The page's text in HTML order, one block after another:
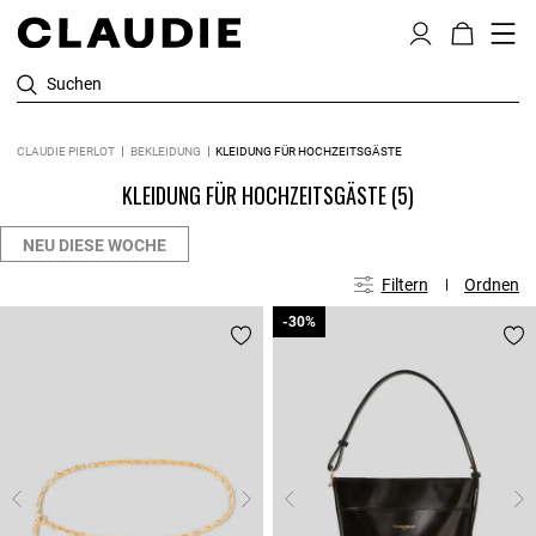
Suchen
CLAUDIE PIERLOT BEKLEIDUNG KLEIDUNG FÜR HOCHZEITSGÄSTE
KLEIDUNG FÜR HOCHZEITSGÄSTE(5)
NEU DIESE WOCHE
Filtern Ordnen
-30%
-30%